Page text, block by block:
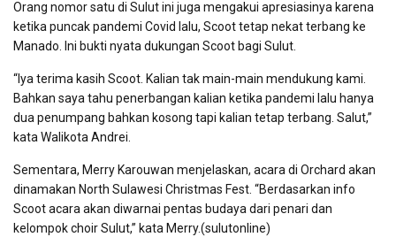
Orang nomor satu di Sulut ini juga mengakui apresiasinya karena
ketika puncak pandemi Covid lalu, Scoot tetap nekat terbang ke
Manado. Ini bukti nyata dukungan Scoot bagi Sulut.
“Iya terima kasih Scoot. Kalian tak main-main mendukung kami.
Bahkan saya tahu penerbangan kalian ketika pandemi lalu hanya
dua penumpang bahkan kosong tapi kalian tetap terbang. Salut,”
kata Walikota Andrei.
Sementara, Merry Karouwan menjelaskan, acara di Orchard akan
dinamakan North Sulawesi Christmas Fest. “Berdasarkan info
Scoot acara akan diwarnai pentas budaya dari penari dan
kelompok choir Sulut,” kata Merry.(sulutonline)